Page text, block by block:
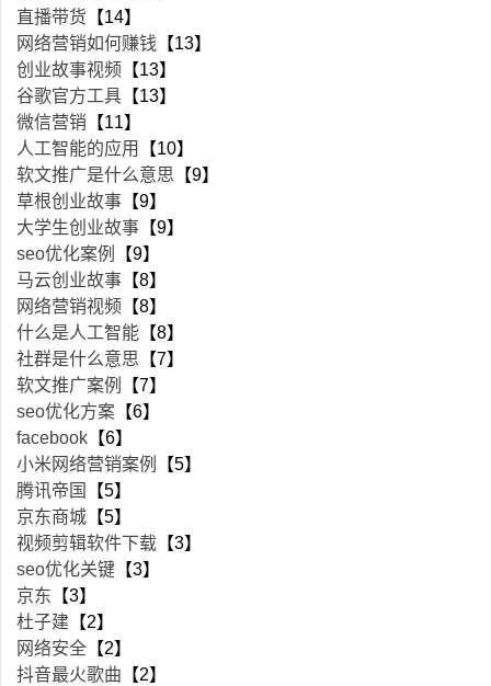
直播带货 【14】
网络营销如何赚钱 【13】
创业故事视频 【13】
谷歌官方工具 【13】
微信营销 【11】
人工智能的应用
【10】
软文推广是什么意思 【9】
草根创业故事 【9】
大学生创业故事 【9】
seo优化案例
【9】
马云创业故事 【8】
网络营销视频 【8】
什么是人工智能 【8】
社群是什么意思 【7】
软文推广案例
【7】
seo优化方案 【6】
facebook 【6】
小米网络营销案例
【5】
腾讯帝国
【5】
京东商城 【5】
视频剪辑软件下载 【3】
seo优化关键 【3】
京东 【3】
杜子建 【2】
网络安全 【2】
抖音最火歌曲 【2】